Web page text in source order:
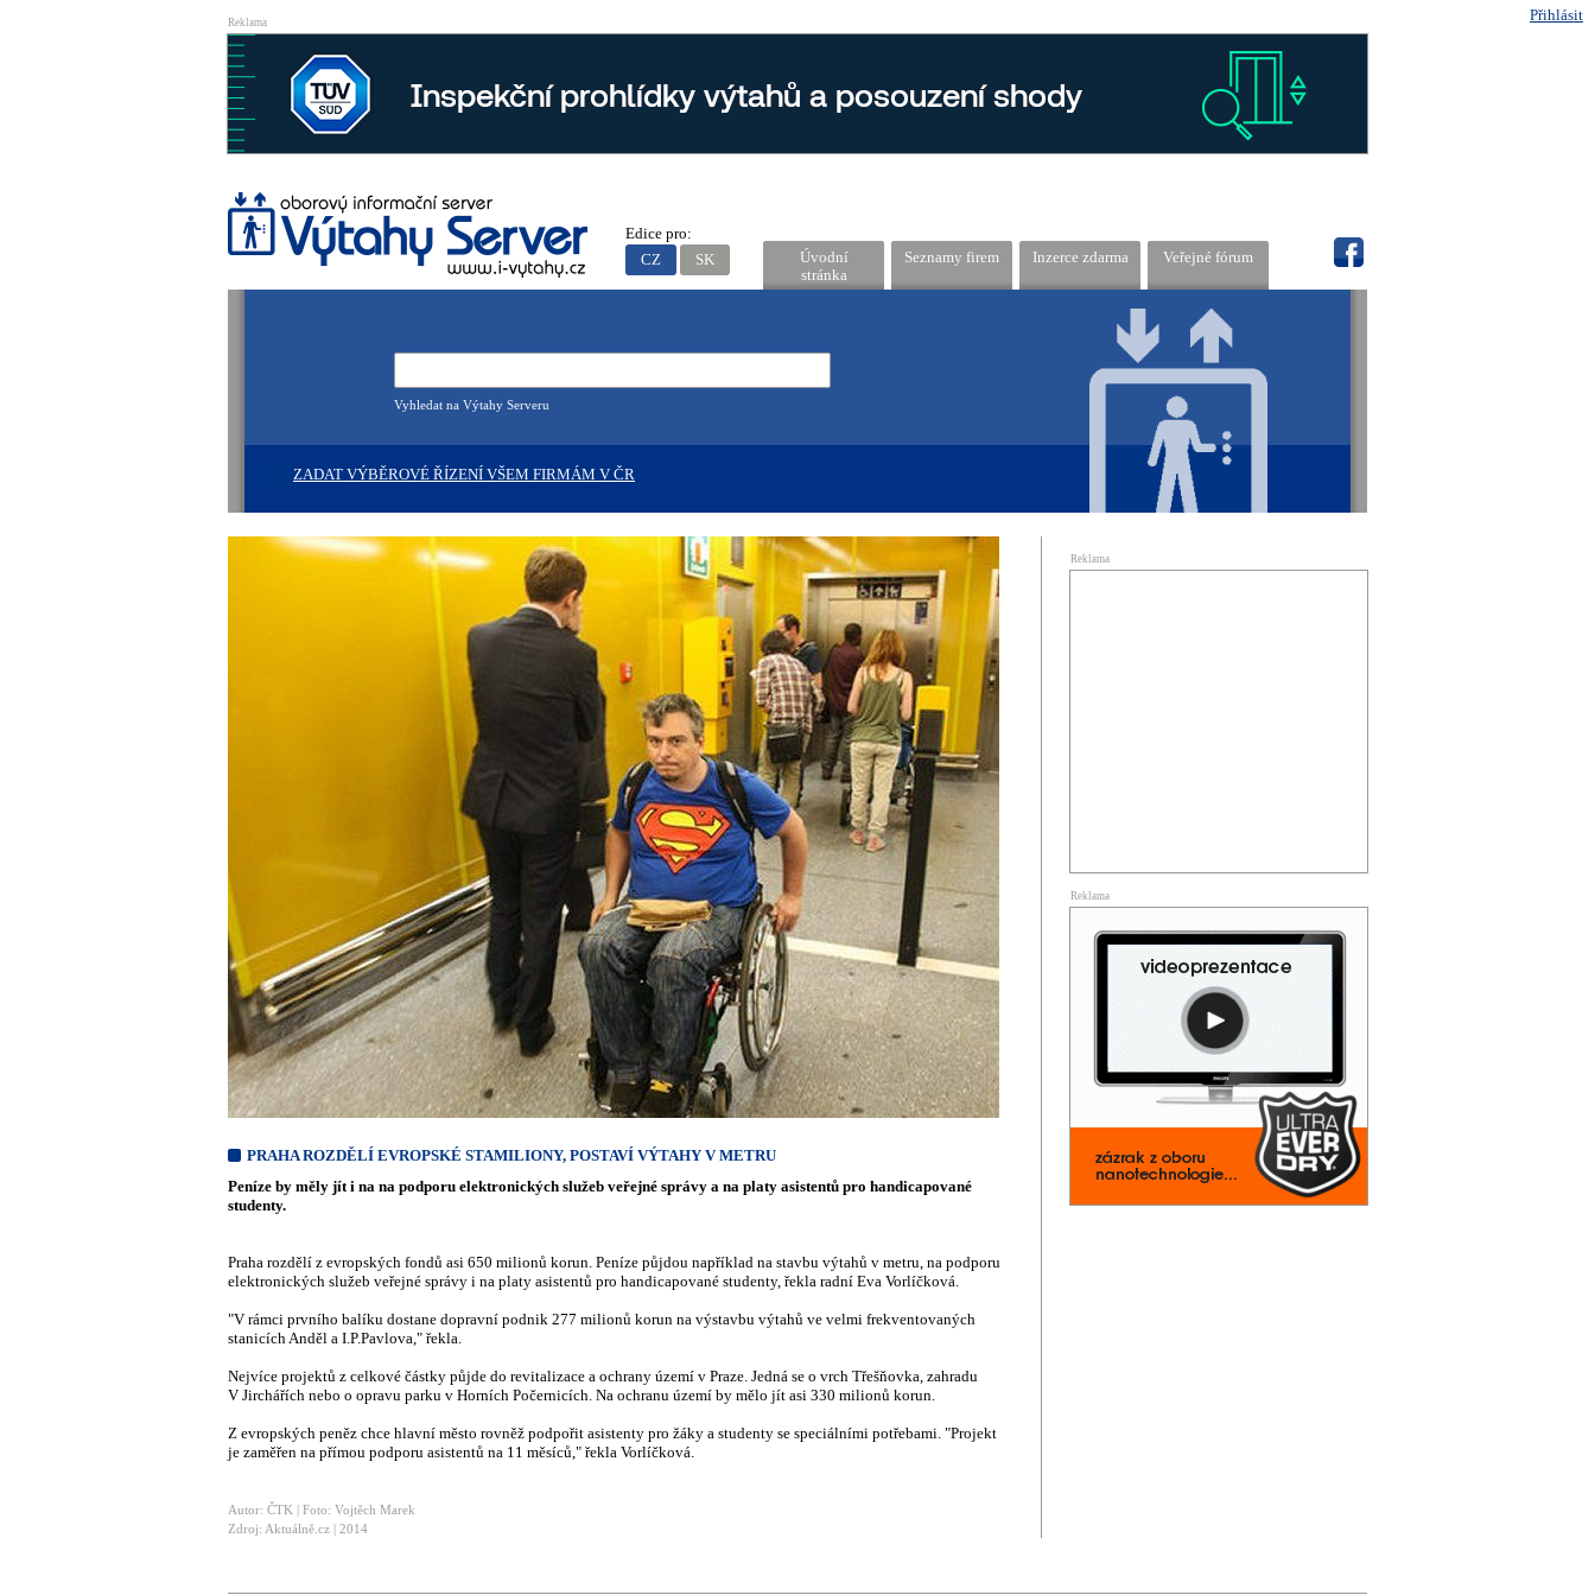
Přihlásit
Reklama
Úvodní
stránka
Seznamy firem Inzerce zdarma Veřejné fórum
Vyhledat na Výtahy Serveru
ZADAT VÝBĚROVÉ ŘÍZENÍ VŠEM FIRMÁM V ČR
Edice pro:
CZ
SK
PRAHA ROZDĚLÍ EVROPSKÉ STAMILIONY, POSTAVÍ VÝTAHY V METRU
Peníze by měly jít i na na podporu elektronických služeb veřejné správy a na platy asistentů pro handicapované
studenty.
Praha rozdělí z evropských fondů asi 650 milionů korun. Peníze půjdou například na stavbu výtahů v metru, na podporu
elektronických služeb veřejné správy i na platy asistentů pro handicapované studenty, řekla radní Eva Vorlíčková.
"V rámci prvního balíku dostane dopravní podnik 277 milionů korun na výstavbu výtahů ve velmi frekventovaných
stanicích Anděl a I.P.Pavlova," řekla.
Nejvíce projektů z celkové částky půjde do revitalizace a ochrany území v Praze. Jedná se o vrch Třešňovka, zahradu
V Jirchářích nebo o opravu parku v Horních Počernicích. Na ochranu území by mělo jít asi 330 milionů korun.
Z evropských peněz chce hlavní město rovněž podpořit asistenty pro žáky a studenty se speciálními potřebami. "Projekt
je zaměřen na přímou podporu asistentů na 11 měsíců," řekla Vorlíčková.
Autor: ČTK | Foto: Vojtěch Marek
Zdroj: Aktuálně.cz | 2014
Reklama
Reklama